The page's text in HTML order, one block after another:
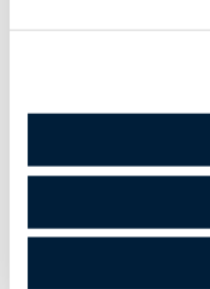
vis­te­taan